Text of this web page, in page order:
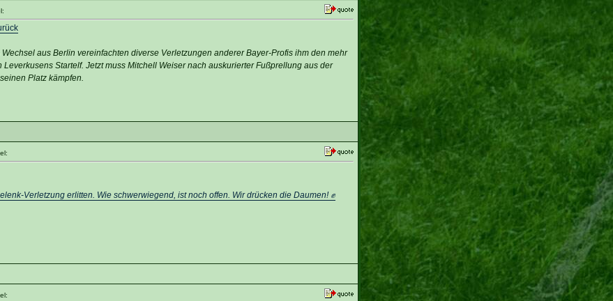
aus Berlin vereinfachten diverse Verletzungen anderer Bayer-Profis ihm den mehr
Startelf. Jetzt muss Mitchell Weiser nach auskurierter Fußprellung aus der
Platz kämpfen.
Verletzung erlitten. Wie schwerwiegend, ist noch offen. Wir drücken die Daumen! ✊